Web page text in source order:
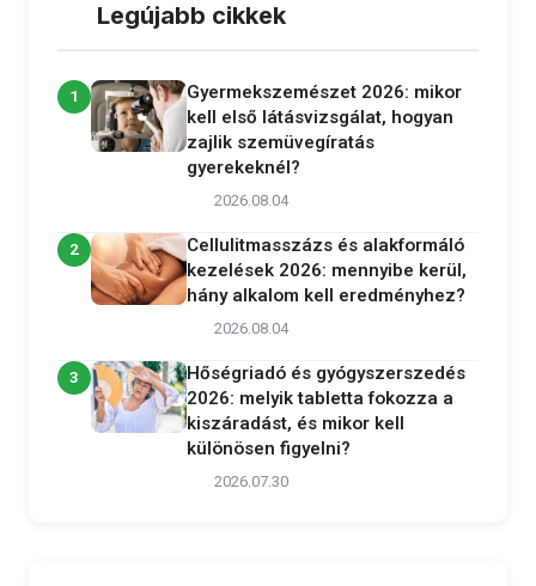
Legújabb cikkek
1
Gyermekszemészet 2026: mikor
kell első látásvizsgálat, hogyan
zajlik szemüvegíratás
gyerekeknél?
2026.08.04
2
Cellulitmasszázs és alakformáló
kezelések 2026: mennyibe kerül,
hány alkalom kell eredményhez?
2026.08.04
3
Hőségriadó és gyógyszerszedés
2026: melyik tabletta fokozza a
kiszáradást, és mikor kell
különösen figyelni?
2026.07.30